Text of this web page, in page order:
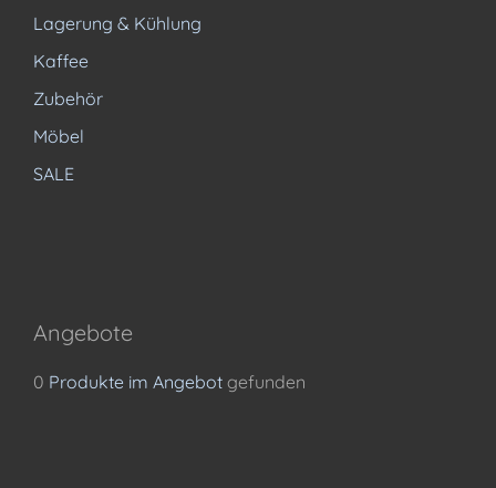
Lagerung & Kühlung
Kaffee
Zubehör
Möbel
SALE
Angebote
0 Produkte im Angebot gefunden